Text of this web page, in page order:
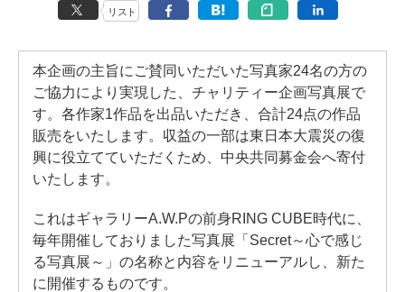
リスト
本企画の主旨にご賛同いただいた写真家24名の方の
ご協力により実現した、チャリティー企画写真展で
す。各作家1作品を出品いただき、合計24点の作品
販売をいたします。収益の一部は東日本大震災の復
興に役立てていただくため、中央共同募金会へ寄付
いたします。
これはギャラリーA.W.Pの前身RING CUBE時代に、
毎年開催しておりました写真展「Secret～心で感じ
る写真展～」の名称と内容をリニューアルし、新た
に開催するものです。